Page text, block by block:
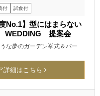
付 試食付
No.1】型にはまらない
提案会
な夢のガーデン挙式＆パー…
詳細はこちら